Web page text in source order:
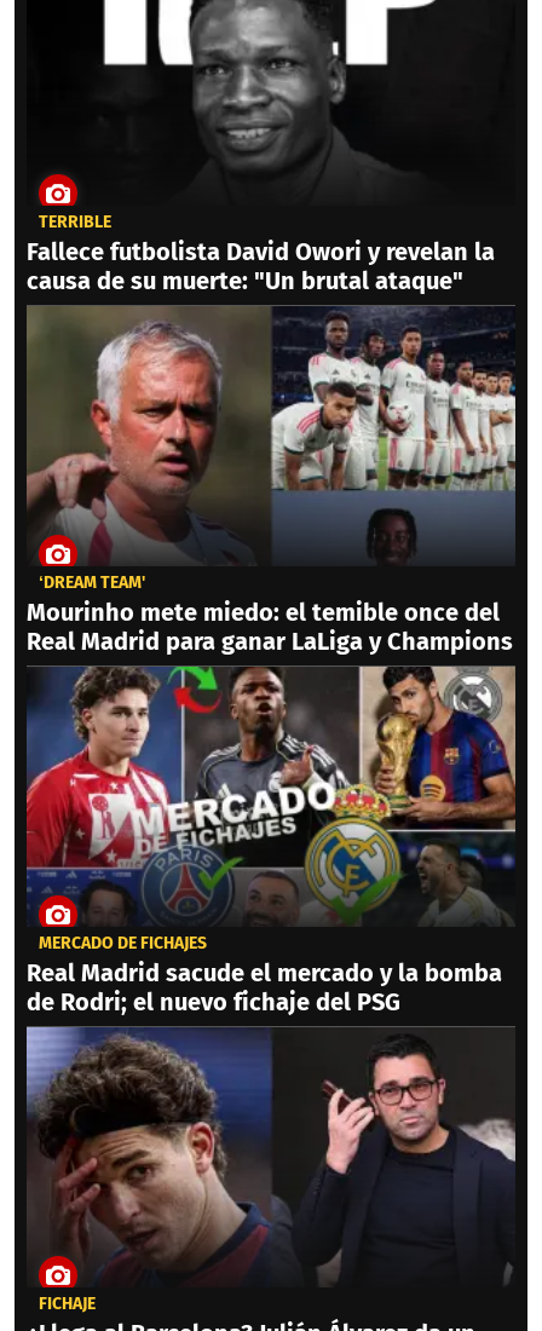
TERRIBLE
Fallece futbolista David Owori y revelan la
causa de su muerte: "Un brutal ataque"
‘DREAM TEAM'
Mourinho mete miedo: el temible once del
Real Madrid para ganar LaLiga y Champions
MERCADO DE FICHAJES
Real Madrid sacude el mercado y la bomba
de Rodri; el nuevo fichaje del PSG
FICHAJE